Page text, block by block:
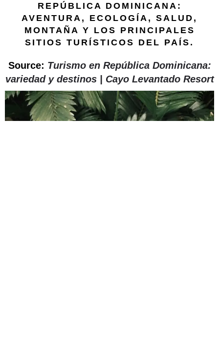
REPÚBLICA DOMINICANA:
AVENTURA, ECOLOGÍA, SALUD,
MONTAÑA Y LOS PRINCIPALES
SITIOS TURÍSTICOS DEL PAÍS.
Source: Turismo en República Dominicana:
variedad y destinos | Cayo Levantado Resort